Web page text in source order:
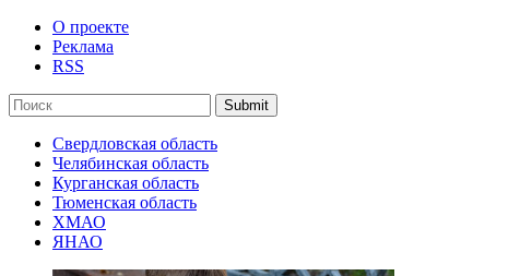
О проекте
Реклама
RSS
Submit
Свердловская область
Челябинская область
Курганская область
Тюменская область
ХМАО
ЯНАО